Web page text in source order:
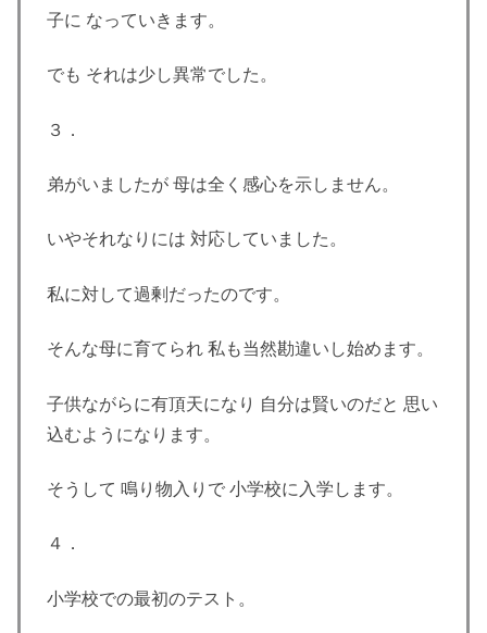
子に なっていきます。
でも それは少し異常でした。
３．
弟がいましたが 母は全く感心を示しません。
いやそれなりには 対応していました。
私に対して過剰だったのです。
そんな母に育てられ 私も当然勘違いし始めます。
子供ながらに有頂天になり 自分は賢いのだと 思い
込むようになります。
そうして 鳴り物入りで 小学校に入学します。
４．
小学校での最初のテスト。